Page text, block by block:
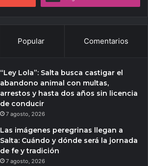
Popular Comentarios
“Ley Lola”: Salta busca castigar el
abandono animal con multas,
arrestos y hasta dos años sin licencia
de conducir
7 agosto, 2026
Las imágenes peregrinas llegan a
Salta: Cuándo y dónde será la jornada
de fe y tradición
7 agosto, 2026